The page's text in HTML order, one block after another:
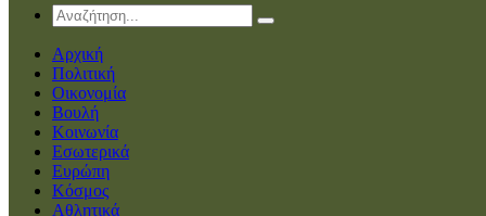
Αρχική
Πολιτική
Οικονομία
Βουλή
Κοινωνία
Εσωτερικά
Ευρώπη
Κόσμος
Αθλητικά